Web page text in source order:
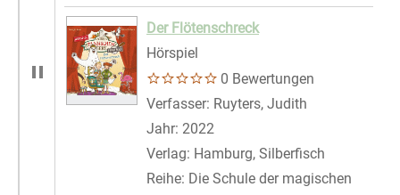
Zum Download
Der Flötenschreck
Hörspiel
0 Bewertungen
Verfasser: Ruyters, Judith
Jahr: 2022
Verlag: Hamburg, Silberfisch
Reihe: Die Schule der magischen